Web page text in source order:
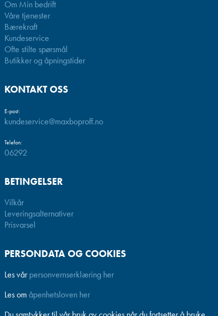
Om Min bedrift
Våre tjenester
Bærekraft
Kundeservice
Ofte stilte spørsmål
Butikker og åpningstider
KONTAKT OSS
E-post:
kundeservice@maxboproff.no
Telefon:
06292
BETINGELSER
Vilkår
Leveringsalternativer
Prisvarsel
PERSONDATA OG COOKIES
Les vår personvernserklæring her
Les om åpenhetsloven her